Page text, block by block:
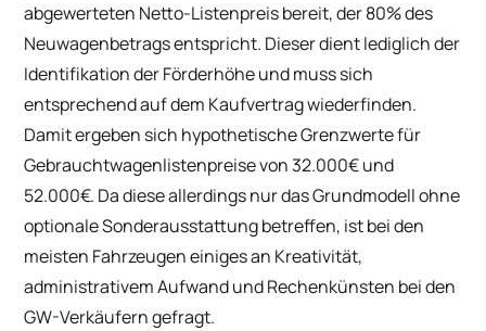
abgewerteten Netto-Listenpreis bereit, der 80% des
Neuwagenbetrags entspricht. Dieser dient lediglich der
Identifikation der Förderhöhe und muss sich
entsprechend auf dem Kaufvertrag wiederfinden.
Damit ergeben sich hypothetische Grenzwerte für
Gebrauchtwagenlistenpreise von 32.000€ und
52.000€. Da diese allerdings nur das Grundmodell ohne
optionale Sonderausstattung betreffen, ist bei den
meisten Fahrzeugen einiges an Kreativität,
administrativem Aufwand und Rechenkünsten bei den
GW-Verkäufern gefragt.